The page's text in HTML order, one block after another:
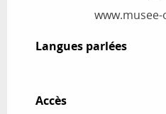
Langues parlées
Langues parlées
Accès
Accès